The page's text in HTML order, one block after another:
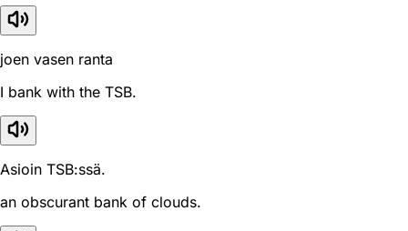
joen vasen ranta
I bank with the TSB.
Asioin TSB:ssä.
an obscurant bank of clouds.